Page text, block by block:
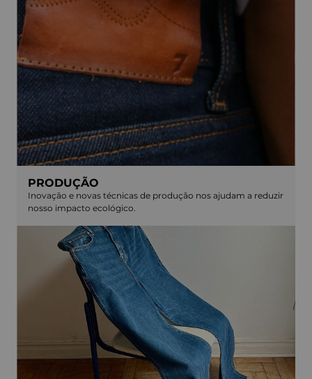
PRODUÇÃO
Inovação e novas técnicas de produção nos ajudam a reduzir
nosso impacto ecológico.